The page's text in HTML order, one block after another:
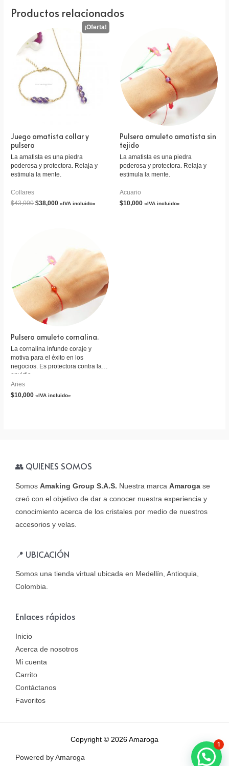
Productos relacionados
Juego amatista collar y
pulsera
La amatista es una piedra
poderosa y protectora. Relaja y
estimula la mente.
Collares
$43,000 $38,000 «IVA incluido»
Pulsera amuleto amatista sin
tejido
La amatista es una piedra
poderosa y protectora. Relaja y
estimula la mente.
Acuario
$10,000 «IVA incluido»
Pulsera amuleto cornalina.
La cornalina infunde coraje y
motiva para el éxito en los
negocios. Es protectora contra la
envidia.
Aries
$10,000 «IVA incluido»
👥 QUIENES SOMOS
Somos Amaking Group S.A.S. Nuestra marca Amaroga se
creó con el objetivo de dar a conocer nuestra experiencia y
conocimiento acerca de los cristales por medio de nuestros
accesorios y velas.
📍 UBICACIÓN
Somos una tienda virtual ubicada en Medellín, Antioquia,
Colombia.
Enlaces rápidos
Inicio
Acerca de nosotros
Mi cuenta
Carrito
Contáctanos
Favoritos
Copyright © 2026 Amaroga
Powered by Amaroga
1